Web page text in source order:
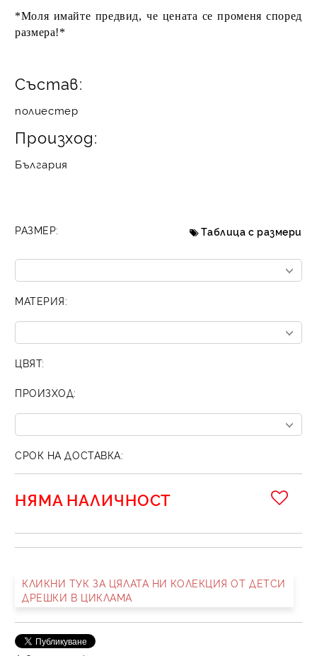
*Моля имайте предвид, че цената се променя според
размера!*
Състав:
полиестер
Произход:
България
РАЗМЕР: Таблица с размери
МАТЕРИЯ:
ЦВЯТ:
ПРОИЗХОД:
СРОК НА ДОСТАВКА:
НЯМА НАЛИЧНОСТ
КЛИКНИ ТУК ЗА ЦЯЛАТА НИ КОЛЕКЦИЯ ОТ ДЕТСИ
ДРЕШКИ В ЦИКЛАМА